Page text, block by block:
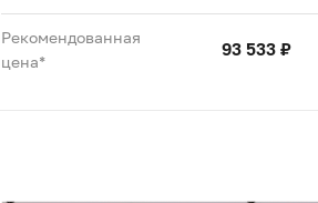
Рекомендованная
цена*
93 533 ₽